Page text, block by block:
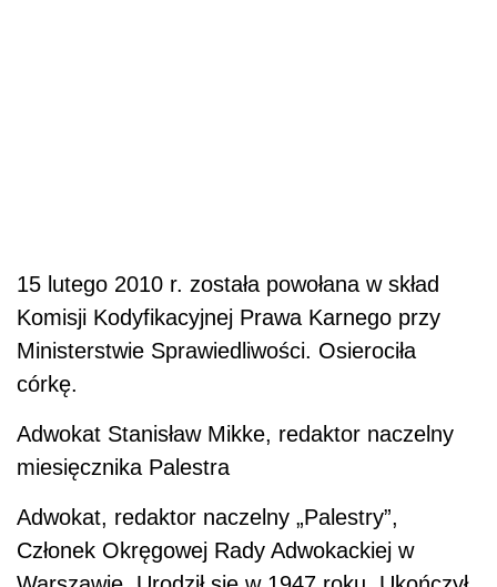
15 lutego 2010 r. została powołana w skład
Komisji Kodyfikacyjnej Prawa Karnego przy
Ministerstwie Sprawiedliwości. Osierociła
córkę.
Adwokat Stanisław Mikke, redaktor naczelny
miesięcznika Palestra
Adwokat, redaktor naczelny „Palestry”,
Członek Okręgowej Rady Adwokackiej w